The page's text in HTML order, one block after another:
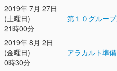
2019年 7月 27日
(土曜日)
21時00分
第１０グルー
2019年 8月 2日
(金曜日)
0時30分
アラカルト準備